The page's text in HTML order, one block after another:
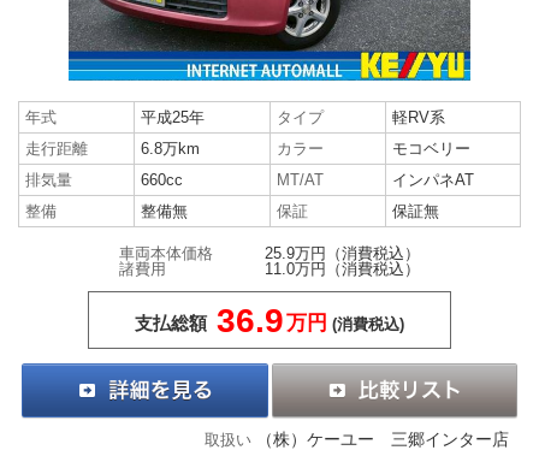
年式 平成25年 タイプ
軽RV系
走行距離
6.8万km カラー
モコベリー
排気量
660cc MT/AT
インパネAT
整備
整備無 保証 保証無
車両本体価格 25.9万円
（消費税込）
諸費用
11.0万円 （消費税込）
支払総額 36.9万円 (消費税込)
取扱い （株）ケーユー 三郷インター店